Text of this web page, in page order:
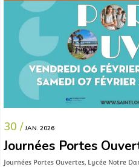
30 / JAN. 2026
Journées Portes
Journées Portes Ouvertes, Lycée Notre